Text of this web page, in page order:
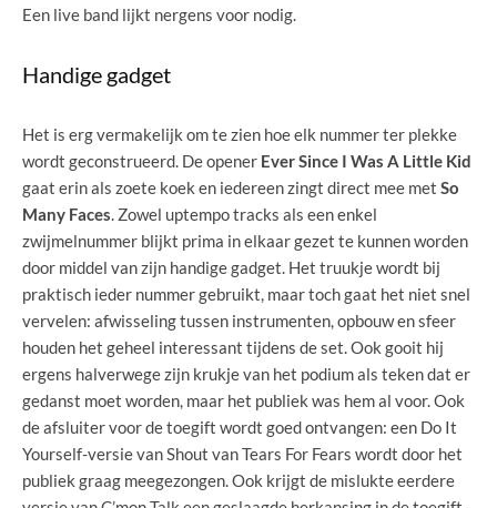
Een live band lijkt nergens voor nodig.
Handige gadget
Het is erg vermakelijk om te zien hoe elk nummer ter plekke
wordt geconstrueerd. De opener Ever Since I Was A Little Kid
gaat erin als zoete koek en iedereen zingt direct mee met So
Many Faces. Zowel uptempo tracks als een enkel
zwijmelnummer blijkt prima in elkaar gezet te kunnen worden
door middel van zijn handige gadget. Het truukje wordt bij
praktisch ieder nummer gebruikt, maar toch gaat het niet snel
vervelen: afwisseling tussen instrumenten, opbouw en sfeer
houden het geheel interessant tijdens de set. Ook gooit hij
ergens halverwege zijn krukje van het podium als teken dat er
gedanst moet worden, maar het publiek was hem al voor. Ook
de afsluiter voor de toegift wordt goed ontvangen: een Do It
Yourself-versie van Shout van Tears For Fears wordt door het
publiek graag meegezongen. Ook krijgt de mislukte eerdere